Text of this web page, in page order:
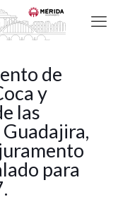
de
y
las
para